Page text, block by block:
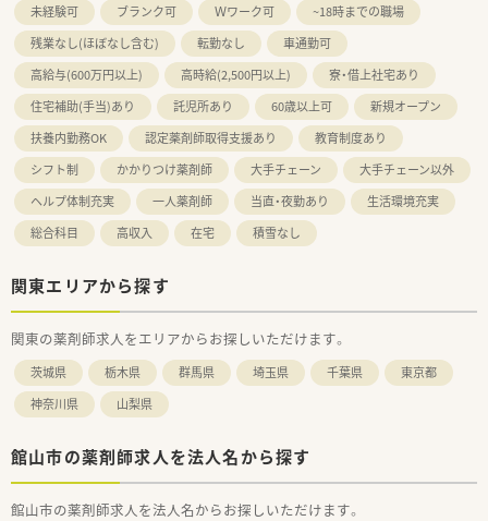
未経験可
ブランク可 Ｗワーク可
~18時までの職場
残業なし(ほぼなし含む)
転勤なし
車通勤可
高給与(600万円以上)
高時給(2,500円以上)
寮・借上社宅あり
住宅補助(手当)あり
託児所あり 60歳以上可
新規オープン
扶養内勤務OK
認定薬剤師取得支援あり
教育制度あり
シフト制
かかりつけ薬剤師 大手チェーン
大手チェーン以外
ヘルプ体制充実
一人薬剤師 当直・夜勤あり
生活環境充実
総合科目
高収入 在宅 積雪なし
関東エリアから探す
関東の薬剤師求人をエリアからお探しいただけます。
茨城県 栃木県 群馬県 埼玉県 千葉県
東京都
神奈川県
山梨県
館山市の薬剤師求人を法人名から探す
館山市の薬剤師求人を法人名からお探しいただけます。